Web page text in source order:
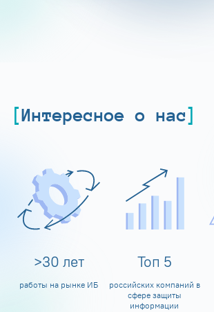
Интересное о нас
>30 лет
работы на рынке ИБ
Топ 5
российских компаний в
сфере защиты
информации